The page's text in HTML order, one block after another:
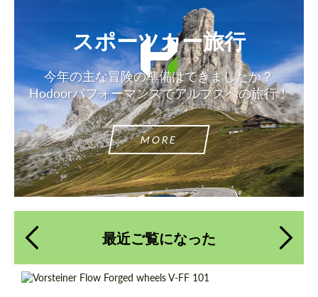
スポーツカー旅行
今年の主な冒険の準備はできましたか？
Hodoorパフォーマンスでアルプスへの旅行！
MORE
最近ご覧になった